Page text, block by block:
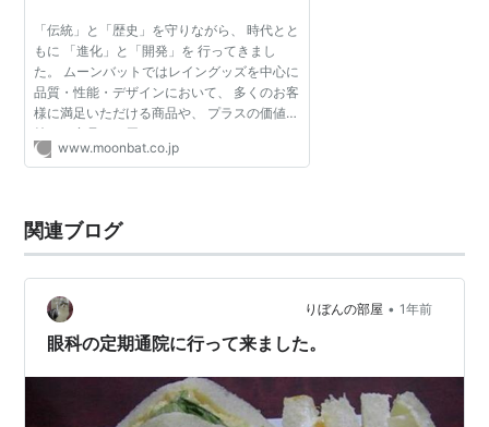
「伝統」と「歴史」を守りながら、 時代とと
もに 「進化」と「開発」を 行ってきまし
た。 ムーンバットではレイングッズを中心に
品質・性能・デザインにおいて、 多くのお客
様に満足いただける商品や、 プラスの価値を
持った商品をお届けします。 MOONBAT の
歴史www.moonbat.co.jp
関連ブログ
りぼんの部屋 • 1年前
眼科の定期通院に行って来ました。